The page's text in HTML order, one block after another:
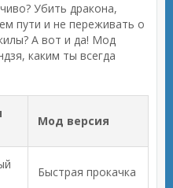
Убить дракона,
пути и не переживать о
А вот и да! Мод
каким ты всегда
Мод версия
Быстрая прокачка